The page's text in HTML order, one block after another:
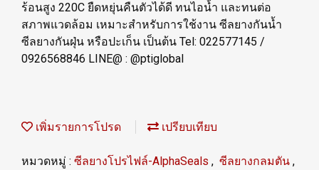
ร้อนสูง 220C ยืดหยุ่นคืนตัวได้ดี ทนไอน้ำ และทนต่อ
สภาพแวดล้อม เหมาะสำหรับการใช้งาน ซีลยางกันน้ำ
ซีลยางกันฝุ่น หรือปะเก็น เป็นต้น Tel: 022577145 /
0926568846 LINE@ : @ptiglobal
เพิ่มรายการโปรด เปรียบเทียบ
หมวดหมู่ : ซีลยางโปรไฟล์-AlphaSeals , ซีลยางกลมตัน ,